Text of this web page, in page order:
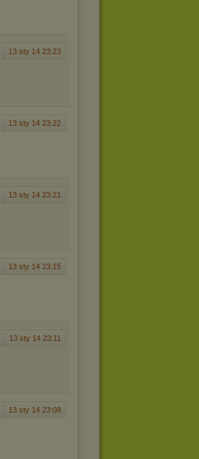
13 sty 14 23:23
13 sty 14 23:22
13 sty 14 23:21
13 sty 14 23:15
13 sty 14 23:11
13 sty 14 23:08